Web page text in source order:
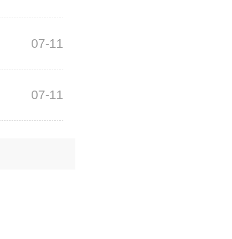
07-11
07-11